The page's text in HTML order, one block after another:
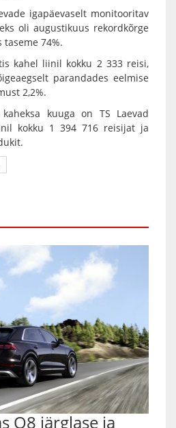
igapäevaselt monitooritav
oli augustikuus rekordkõrge
74%.
kahel liinil kokku 2 333 reisi,
parandades eelmise
2,2%.
kuuga on TS Laevad
kokku 1 394 716 reisijat ja
Q8 järglase ja